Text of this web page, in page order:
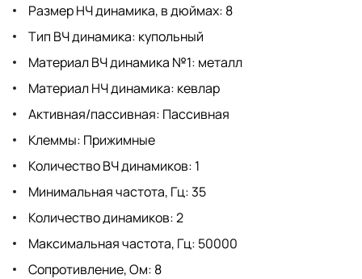
Размер НЧ динамика, в дюймах: 8
Тип ВЧ динамика: купольный
Материал ВЧ динамика №1: металл
Материал НЧ динамика: кевлар
Активная/пассивная: Пассивная
Клеммы: Прижимные
Количество ВЧ динамиков: 1
Минимальная частота, Гц: 35
Количество динамиков: 2
Максимальная частота, Гц: 50000
Сопротивление, Ом: 8